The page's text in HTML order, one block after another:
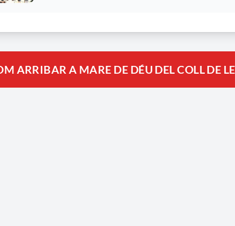
ARRIBAR A MARE DE DÉU DEL COLL DE